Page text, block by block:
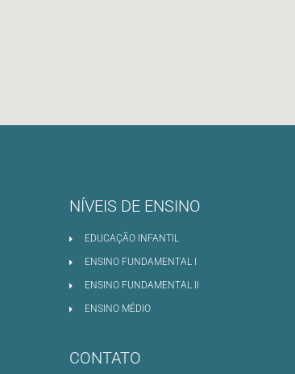
NÍVEIS DE ENSINO
EDUCAÇÃO INFANTIL
ENSINO FUNDAMENTAL I
ENSINO FUNDAMENTAL II
ENSINO MÉDIO
CONTATO